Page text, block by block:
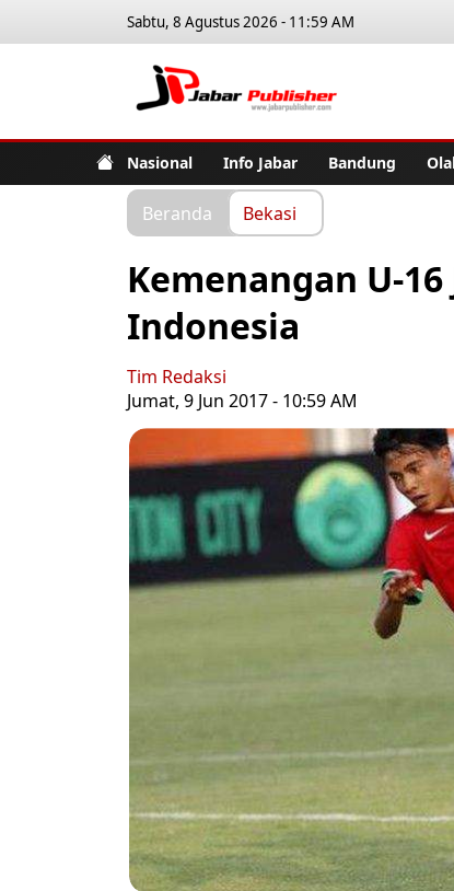
Sabtu, 8 Agustus 2026 - 11:59 AM
Nasional Info Jabar Bandung
Beranda Bekasi
Kemenangan U-
Indonesia
Tim Redaksi
Jumat, 9 Jun 2017 - 10:59 AM